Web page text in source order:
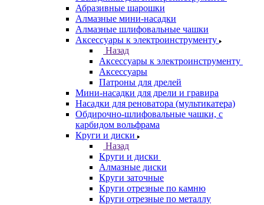
Абразивные шарошки
Алмазные мини-насадки
Алмазные шлифовальные чашки
Аксессуары к электроинструменту
Назад
Аксессуары к электроинструменту
Аксессуары
Патроны для дрелей
Мини-насадки для дрели и гравира
Насадки для реноватора (мультикатера)
Обдирочно-шлифовальные чашки, с
карбидом вольфрама
Круги и диски
Назад
Круги и диски
Алмазные диски
Круги заточные
Круги отрезные по камню
Круги отрезные по металлу